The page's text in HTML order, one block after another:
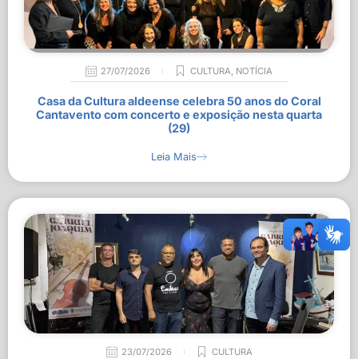
27/07/2026 CULTURA, NOTÍCIA
Casa da Cultura aldeense celebra 50 anos do Coral
Cantavento com concerto e exposição nesta quarta
(29)
Leia Mais
23/07/2026 CULTURA